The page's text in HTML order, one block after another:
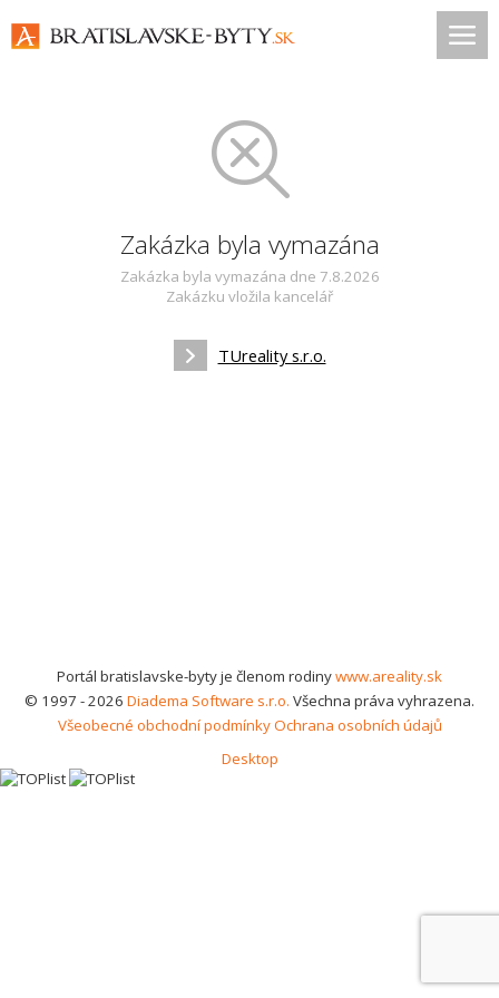
Zakázka byla vymazána
Zakázka byla vymazána dne 7.8.2026
Zakázku vložila kancelář
TUreality s.r.o.
Portál bratislavske-byty je členom rodinywww.areality.sk
© 1997 - 2026 Diadema Software s.r.o. Všechna práva vyhrazena.
Všeobecné obchodní podmínkyOchrana osobních údajů
Desktop